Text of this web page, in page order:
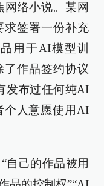
络小说。某网
求签署一份补充
用于AI模型训
作品签约协议
发布过任何纯AI
个人意愿使用AI
自己的作品被用